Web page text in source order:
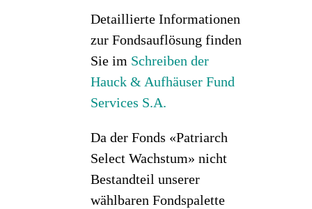
Detaillierte Informationen
zur Fondsauflösung finden
Sie im Schreiben der
Hauck & Aufhäuser Fund
Services S.A.
Da der Fonds «Patriarch
Select Wachstum» nicht
Bestandteil unserer
wählbaren Fondspalette